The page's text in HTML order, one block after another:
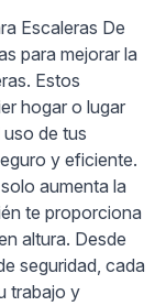
Escaleras De
para mejorar la
Estos
hogar o lugar
de tus
y eficiente.
aumenta la
te proporciona
altura. Desde
seguridad, cada
trabajo y